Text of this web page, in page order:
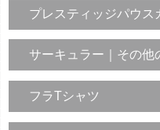
プレスティッジパウス
サーキュラー｜その他
フラTシャツ